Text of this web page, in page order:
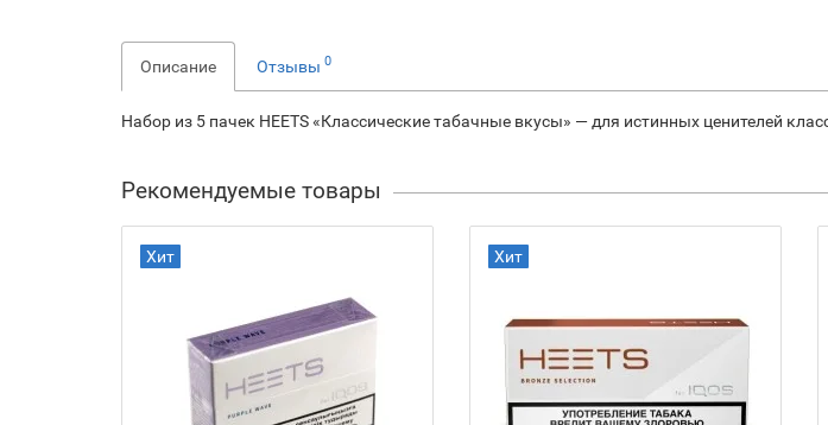
Описание Отзывы 0
Набор из 5 пачек HEETS «Классические табачные вкусы» — для истинных ценителей
Рекомендуемые товары
Хит Хит